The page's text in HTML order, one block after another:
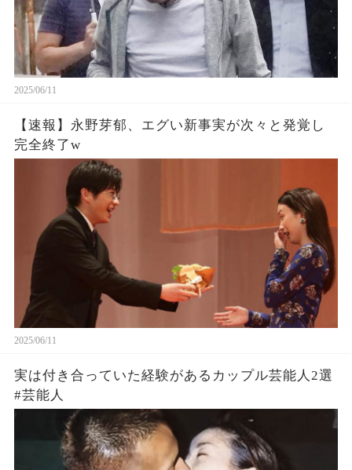
2025/06/11
【速報】永野芽郁、エグい新事実が次々と発覚し
完全終了w
2025/06/11
実は付き合っていた経験があるカップル芸能人2選
#芸能人